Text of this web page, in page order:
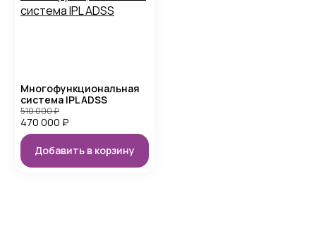
Многофункциональная
система IPL ADSS
470 000 ₽
510 000₽
Добавить в корзину